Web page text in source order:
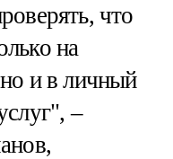
что
на
и в личный
–